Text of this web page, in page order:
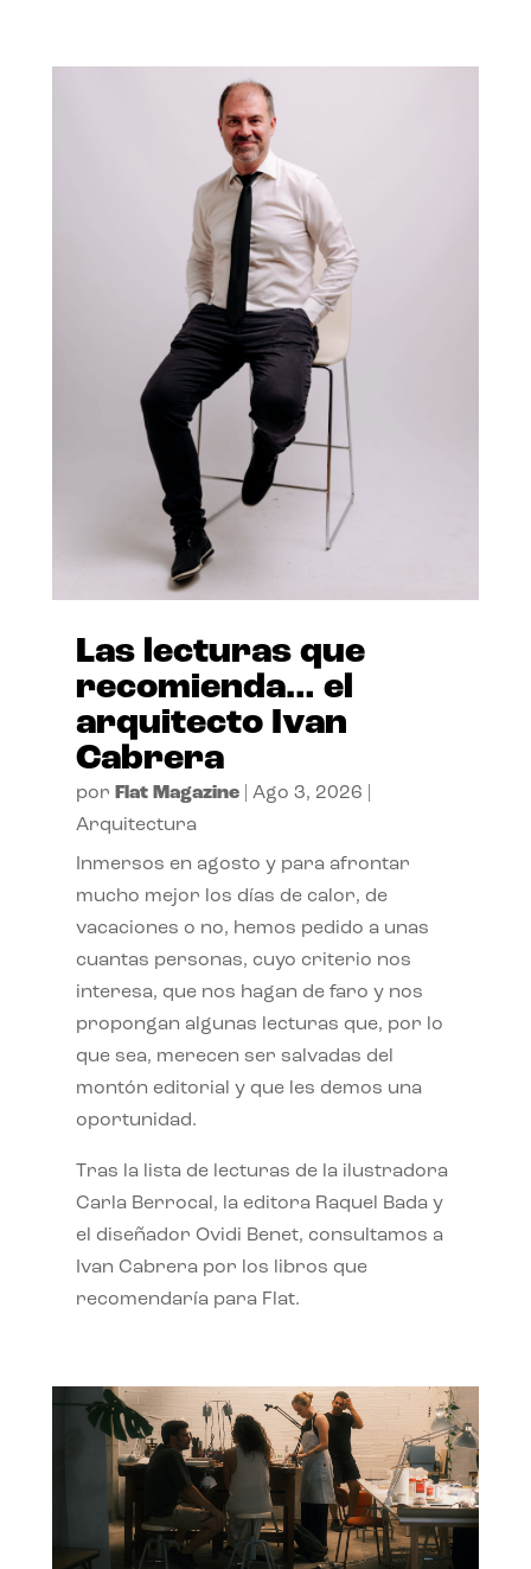
Las lecturas que
recomienda… el
arquitecto Ivan
Cabrera
por Flat Magazine| Ago 3, 2026
Arquitectura
Inmersos en agosto y para afrontar
mucho mejor los días de calor, de
vacaciones o no, hemos pedido a unas
cuantas personas, cuyo criterio nos
interesa, que nos hagan de faro y nos
propongan algunas lecturas que, por lo
que sea, merecen ser salvadas del
montón editorial y que les demos una
oportunidad.
Tras la lista de lecturas de la ilustradora
Carla Berrocal, la editora Raquel Bada y
el diseñador Ovidi Benet, consultamos a
Ivan Cabrera por los libros que
recomendaría para Flat.